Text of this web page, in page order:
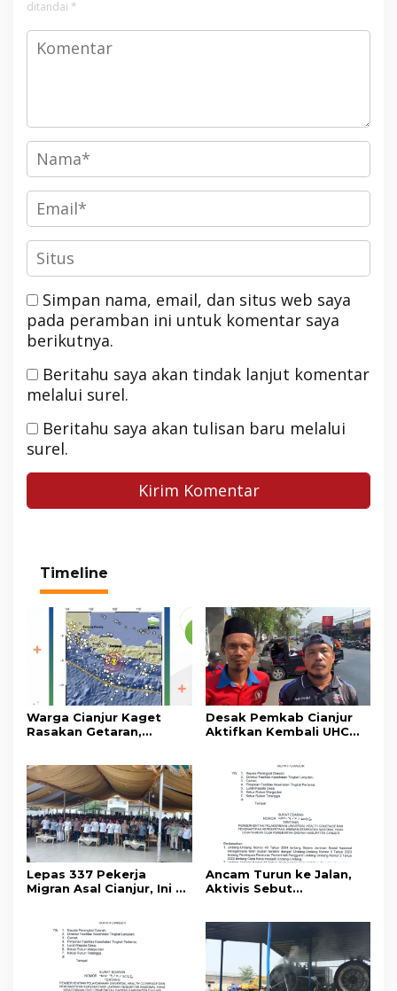
ditandai *
Simpan nama, email, dan situs web saya
pada peramban ini untuk komentar saya
berikutnya.
Beritahu saya akan tindak lanjut komentar
melalui surel.
Beritahu saya akan tulisan baru melalui
surel.
Timeline
Warga Cianjur Kaget
Rasakan Getaran,
Pangandaran
Desak Pemkab Cianjur
Aktifkan Kembali UHC
Lepas 337 Pekerja
Migran Asal Cianjur, Ini 3
Ancam Turun ke Jalan,
Aktivis Sebut
Hidup Masyarakat
Cianjur